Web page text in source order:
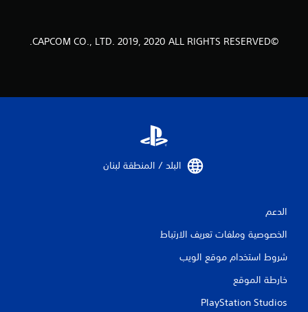
ت
ي
©CAPCOM CO., LTD. 2019, 2020 ALL RIGHTS RESERVED.
البلد / المنطقة لبنان‏
الدعم
الخصوصية وملفات تعريف الارتباط
شروط استخدام موقع الويب
خارطة الموقع
PlayStation Studios